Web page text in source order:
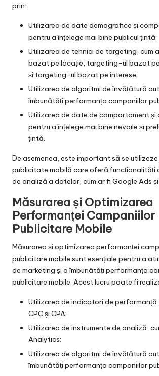
prin:
Utilizarea de date demografice și
pentru a înțelege mai bine publicul țintă;
Utilizarea de tehnici de targeting, cum
bazat pe locație, targeting-ul bazat
și targeting-ul bazat pe interese;
Utilizarea de algoritmi de învățătură
îmbunătăți performanța campaniilor
Utilizarea de date de comportament și
pentru a înțelege mai bine nevoile și
țintă.
De asemenea, este important să se
publicitate mobilă care oferă funcționalități
de analiză a datelor, cum ar fi Google Ads
Măsurarea și Optimizarea
Performanței Campaniilor
Publicitare Mobile
Măsurarea și optimizarea performanței
publicitare mobile sunt esențiale pentru a
de marketing și a îmbunătăți performanța
publicitare mobile. Acest lucru poate fi
Utilizarea de indicatori de performanță,
CPC și CPA;
Utilizarea de instrumente de analiză,
Analytics;
Utilizarea de algoritmi de învățătură
îmbunătăți performanța campaniilor